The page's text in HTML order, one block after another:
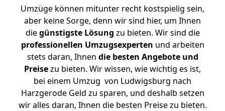
Umzüge können mitunter recht kostspielig sein,
aber keine Sorge, denn wir sind hier, um Ihnen
diegünstigste Lösung zu bieten. Wir sind die
professionellen Umzugsexperten und arbeiten
stets daran, Ihnen die besten Angebote und
Preisezu bieten. Wir wissen, wie wichtig es ist,
bei einem Umzug von Ludwigsburg nach
Harzgerode Geld zu sparen, und deshalb setzen
wir alles daran, Ihnen die besten Preise zu bieten.